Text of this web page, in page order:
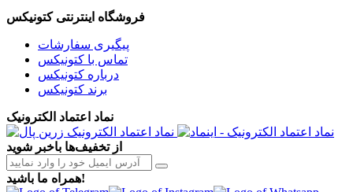
فروشگاه اینترنتی کتونیکس
پیگیری سفارشات
تماس با کتونیکس
درباره کتونیکس
برند کتونیکس
نماد اعتماد الکترونیک
از تخفیف‌ها باخبر شوید
همراه ما باشید!